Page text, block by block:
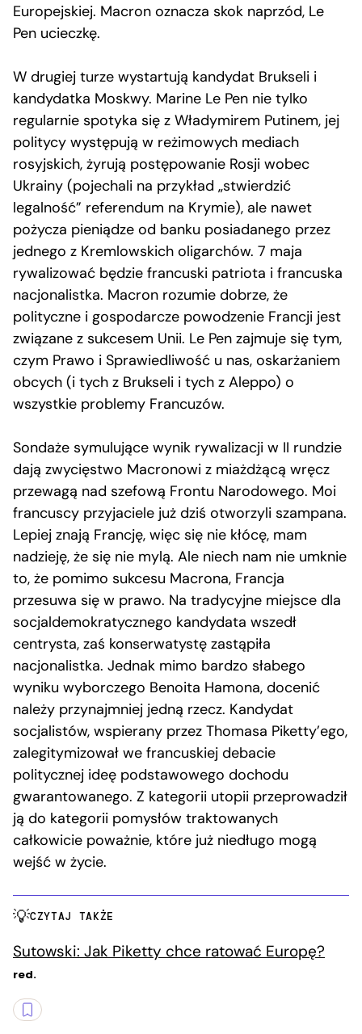
Europejskiej. Macron oznacza skok naprzód, Le
Pen ucieczkę.
W drugiej turze wystartują kandydat Brukseli i
kandydatka Moskwy. Marine Le Pen nie tylko
regularnie spotyka się z Władymirem Putinem, jej
politycy występują w reżimowych mediach
rosyjskich, żyrują postępowanie Rosji wobec
Ukrainy (pojechali na przykład „stwierdzić
legalność” referendum na Krymie), ale nawet
pożycza pieniądze od banku posiadanego przez
jednego z Kremlowskich oligarchów. 7 maja
rywalizować będzie francuski patriota i francuska
nacjonalistka. Macron rozumie dobrze, że
polityczne i gospodarcze powodzenie Francji jest
związane z sukcesem Unii. Le Pen zajmuje się tym,
czym Prawo i Sprawiedliwość u nas, oskarżaniem
obcych (i tych z Brukseli i tych z Aleppo) o
wszystkie problemy Francuzów.
Sondaże symulujące wynik rywalizacji w II rundzie
dają zwycięstwo Macronowi z miażdżącą wręcz
przewagą nad szefową Frontu Narodowego. Moi
francuscy przyjaciele już dziś otworzyli szampana.
Lepiej znają Francję, więc się nie kłócę, mam
nadzieję, że się nie mylą. Ale niech nam nie umknie
to, że pomimo sukcesu Macrona, Francja
przesuwa się w prawo. Na tradycyjne miejsce dla
socjaldemokratycznego kandydata wszedł
centrysta, zaś konserwatystę zastąpiła
nacjonalistka. Jednak mimo bardzo słabego
wyniku wyborczego Benoita Hamona, docenić
należy przynajmniej jedną rzecz. Kandydat
socjalistów, wspierany przez Thomasa Piketty’ego,
zalegitymizował we francuskiej debacie
politycznej ideę podstawowego dochodu
gwarantowanego. Z kategorii utopii przeprowadził
ją do kategorii pomysłów traktowanych
całkowicie poważnie, które już niedługo mogą
wejść w życie.
CZYTAJ TAKŻE
Sutowski: Jak Piketty chce ratować Europę?
red.